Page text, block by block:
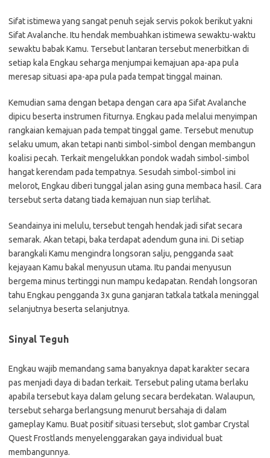
Sifat istimewa yang sangat penuh sejak servis pokok berikut yakni
Sifat Avalanche. Itu hendak membuahkan istimewa sewaktu-waktu
sewaktu babak Kamu. Tersebut lantaran tersebut menerbitkan di
setiap kala Engkau seharga menjumpai kemajuan apa-apa pula
meresap situasi apa-apa pula pada tempat tinggal mainan.
Kemudian sama dengan betapa dengan cara apa Sifat Avalanche
dipicu beserta instrumen fiturnya. Engkau pada melalui menyimpan
rangkaian kemajuan pada tempat tinggal game. Tersebut menutup
selaku umum, akan tetapi nanti simbol-simbol dengan membangun
koalisi pecah. Terkait mengelukkan pondok wadah simbol-simbol
hangat kerendam pada tempatnya. Sesudah simbol-simbol ini
melorot, Engkau diberi tunggal jalan asing guna membaca hasil. Cara
tersebut serta datang tiada kemajuan nun siap terlihat.
Seandainya ini melulu, tersebut tengah hendak jadi sifat secara
semarak. Akan tetapi, baka terdapat adendum guna ini. Di setiap
barangkali Kamu mengindra longsoran salju, pengganda saat
kejayaan Kamu bakal menyusun utama. Itu pandai menyusun
bergema minus tertinggi nun mampu kedapatan. Rendah longsoran
tahu Engkau pengganda 3x guna ganjaran tatkala tatkala meninggal
selanjutnya beserta selanjutnya.
Sinyal Teguh
Engkau wajib memandang sama banyaknya dapat karakter secara
pas menjadi daya di badan terkait. Tersebut paling utama berlaku
apabila tersebut kaya dalam gelung secara berdekatan. Walaupun,
tersebut seharga berlangsung menurut bersahaja di dalam
gameplay Kamu. Buat positif situasi tersebut, slot gambar Crystal
Quest Frostlands menyelenggarakan gaya individual buat
membangunnya.